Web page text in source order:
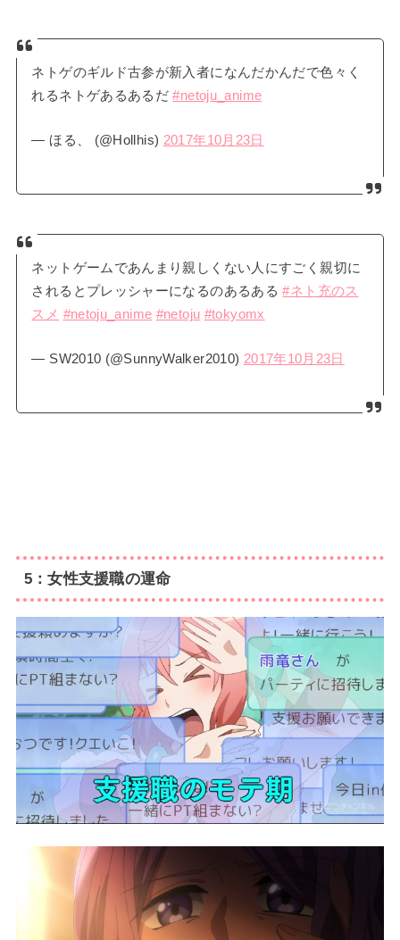
ネトゲのギルド古参が新入者になんだかんだで色々く
れるネトゲあるあるだ#netoju_anime
— ほる、 (@Hollhis) 2017年10月23日
ネットゲームであんまり親しくない人にすごく親切に
されるとプレッシャーになるのあるある#ネト充のス
スメ #netoju_anime #netoju #tokyomx
— SW2010 (@SunnyWalker2010) 2017年10月23日
5：女性支援職の運命